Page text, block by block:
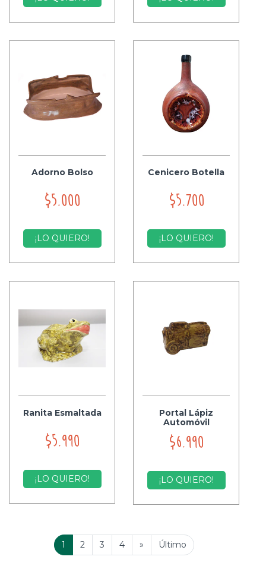
Adorno Bolso
$5.000
¡LO QUIERO!
Cenicero Botella
$5.700
¡LO QUIERO!
Ranita Esmaltada
$5.990
¡LO QUIERO!
Portal Lápiz
Automóvil
$6.990
¡LO QUIERO!
1 2 3 4 » Último